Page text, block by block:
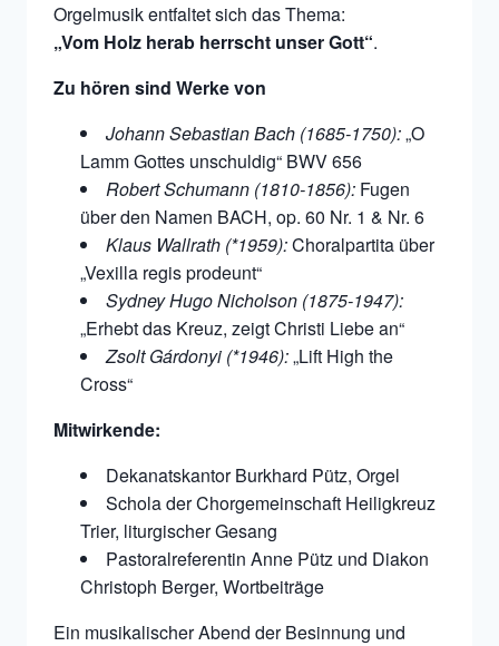
Orgelmusik entfaltet sich das Thema:
„Vom Holz herab herrscht unser Gott“.
Zu hören sind Werke von
Johann Sebastian Bach (1685-1750):„O
Lamm Gottes unschuldig“ BWV 656
Robert Schumann (1810-1856): Fugen
über den Namen BACH, op. 60 Nr. 1 & Nr. 6
Klaus Wallrath (*1959):Choralpartita über
„Vexilla regis prodeunt“
Sydney Hugo Nicholson (1875-1947):
„Erhebt das Kreuz, zeigt Christi Liebe an“
Zsolt Gárdonyi (*1946):„Lift High the
Cross“
Mitwirkende:
Dekanatskantor Burkhard Pütz, Orgel
Schola der Chorgemeinschaft Heiligkreuz
Trier, liturgischer Gesang
Pastoralreferentin Anne Pütz und Diakon
Christoph Berger, Wortbeiträge
Ein musikalischer Abend der Besinnung und